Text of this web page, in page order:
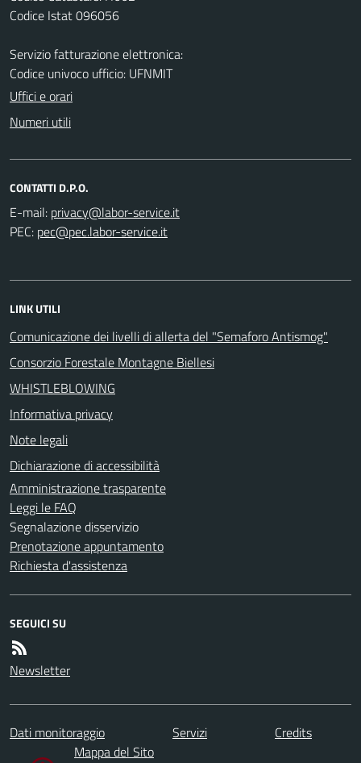
Codice Istat 096056
Servizio fatturazione elettronica:
Codice univoco ufficio: UFNMIT
Uffici e orari
Numeri utili
CONTATTI D.P.O.
E-mail:
PEC:
LINK UTILI
Comunicazione dei livelli di allerta del "Semaforo Antismog"
Consorzio Forestale Montagne Biellesi
WHISTLEBLOWING
Informativa privacy
Note legali
Dichiarazione di accessibilità
Amministrazione trasparente
Leggi le FAQ
Segnalazione disservizio
Prenotazione appuntamento
Richiesta d'assistenza
SEGUICI SU
Newsletter
Dati monitoraggio Servizi
Credits
Mappa del Sito